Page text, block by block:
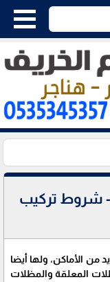
- شروط تركيب
الأماكن، ولها أيضا
المعلقة والمظلات